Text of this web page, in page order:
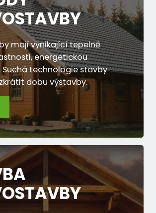
mají vynikající tepelně
energetickou
Suchá technologie stavby
dobu výstavby.